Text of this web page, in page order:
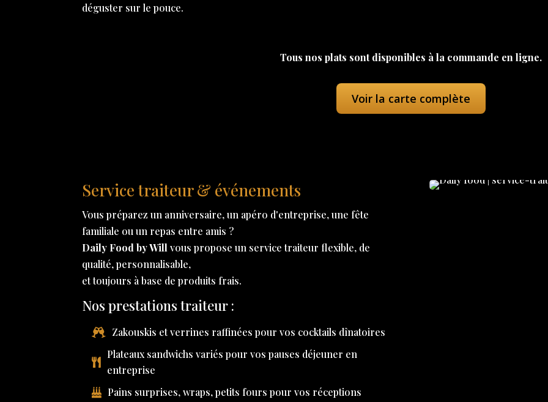
déguster sur le pouce.
Tous nos plats sont disponibles à la commande en ligne.
Voir la carte complète
Service traiteur & événements
Vous préparez un anniversaire, un apéro d'entreprise, une fête
familiale ou un repas entre amis ?
Daily Food by Will vous propose un service traiteur flexible, de
qualité, personnalisable,
et toujours à base de produits frais.
Nos prestations traiteur :
Zakouskis et verrines raffinées pour vos cocktails dînatoires
Plateaux sandwichs variés pour vos pauses déjeuner en
entreprise
Pains surprises, wraps, petits fours pour vos réceptions